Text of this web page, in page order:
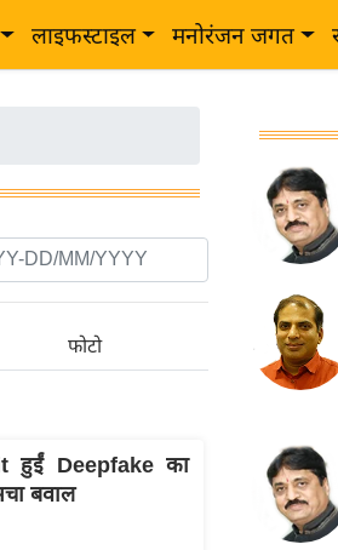
लाइफस्टाइल मनोरंजन जगत
फोटो
हुईं Deepfake का
बवाल